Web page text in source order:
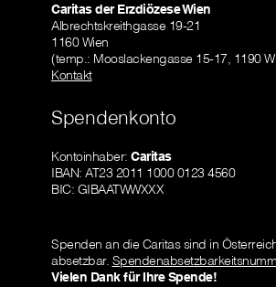
Caritas der Erzdiözese Wien
Albrechtskreithgasse 19-21
1160 Wien
(temp.: Mooslackengasse 15-17, 1190
Kontakt
Spendenkonto
Kontoinhaber: Caritas
IBAN: AT23 2011 1000 0123 4560
BIC: GIBAATWWXXX
Spenden an die Caritas sind in
absetzbar.
Vielen Dank für Ihre Spende!